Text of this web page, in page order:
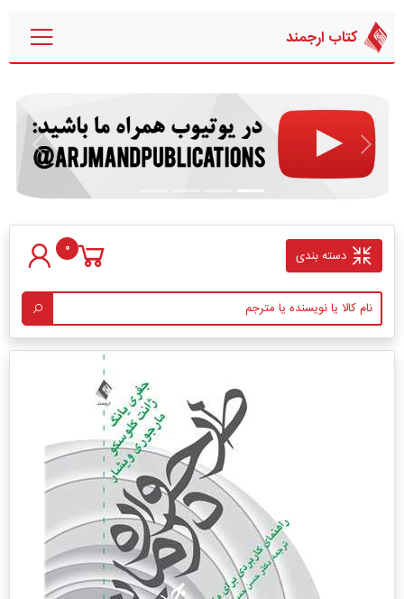
کتاب ارجمند
قبلی بعدی
دسته بندی 0